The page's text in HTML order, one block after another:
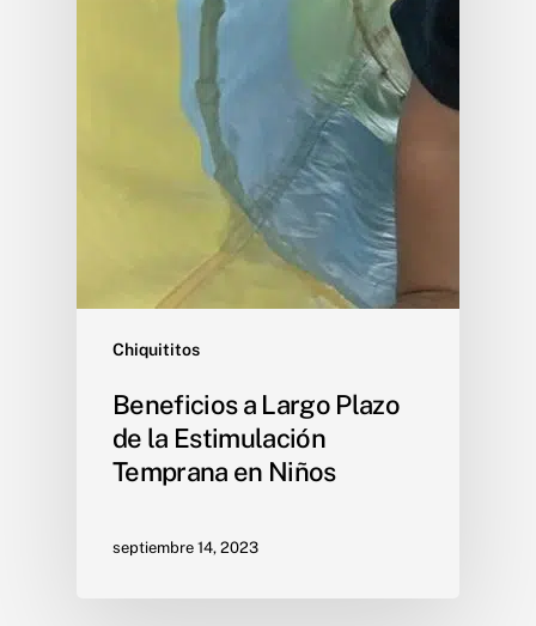
Chiquititos
Beneficios a Largo Plazo
de la Estimulación
Temprana en Niños
septiembre 14, 2023